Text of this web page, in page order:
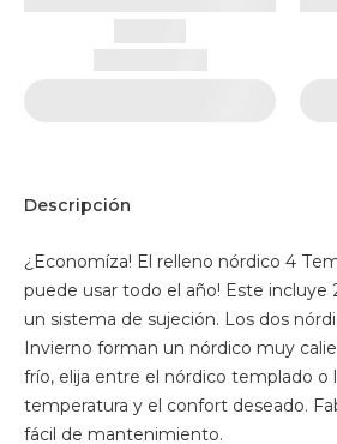
Descripción
¿Economíza! El relleno nórdico 4
puede usar todo el año! Este incluye
un sistema de sujeción. Los dos
Invierno forman un nórdico muy
frío, elija entre el nórdico templado o
temperatura y el confort deseado.
fácil de mantenimiento.